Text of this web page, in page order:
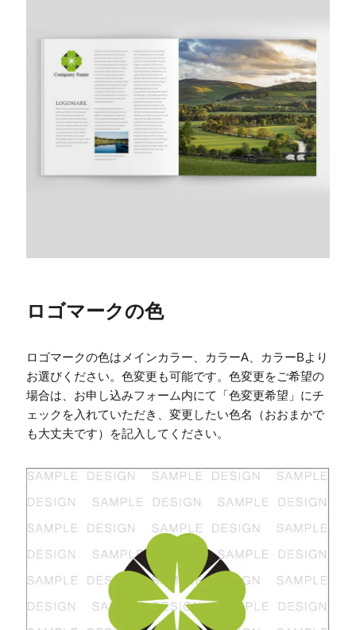
ロゴマークの色
ロゴマークの色はメインカラー、カラーA、カラーBより
お選びください。色変更も可能です。色変更をご希望の
場合は、お申し込みフォーム内にて「色変更希望」にチ
ェックを入れていただき、変更したい色名（おおまかで
も大丈夫です）を記入してください。